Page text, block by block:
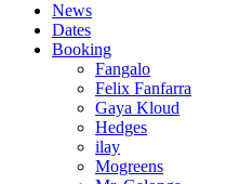
News
Dates
Booking
Fangalo
Felix Fanfarra
Gaya Kloud
Hedges
ilay
Mogreens